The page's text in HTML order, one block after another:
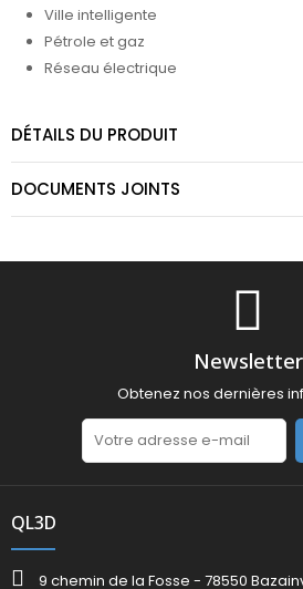
Ville intelligente
Pétrole et gaz
Réseau électrique
DÉTAILS DU PRODUIT
DOCUMENTS JOINTS
Newsletter
Obtenez nos dernières
QL3D
9 chemin de la Fosse - 78550